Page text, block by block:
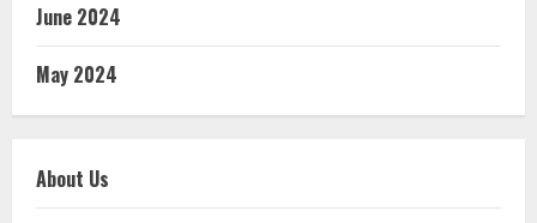
June 2024
May 2024
About Us